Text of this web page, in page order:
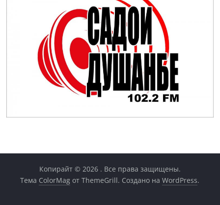
Копирайт © 2026 . Все права защищены.
Тема ColorMag от ThemeGrill. Создано наWordPress.